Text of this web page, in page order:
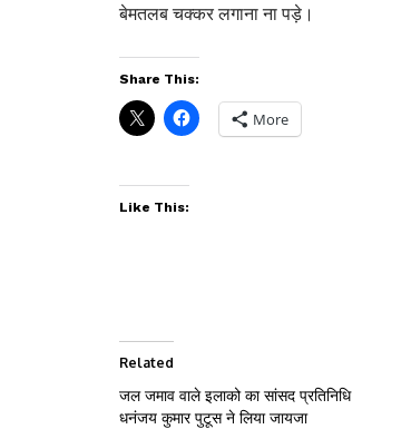
बेमतलब चक्कर लगाना ना पड़े।
Share This:
More
Like This:
Related
जल जमाव वाले इलाको का सांसद प्रतिनिधि
धनंजय कुमार पुटूस ने लिया जायजा